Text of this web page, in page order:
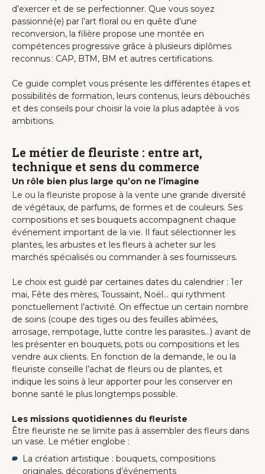
d’exercer et de se perfectionner. Que vous soyez
passionné(e) par l’art floral ou en quête d’une
reconversion, la filière propose une montée en
compétences progressive grâce à plusieurs diplômes
reconnus : CAP, BTM, BM et autres certifications.
Ce guide complet vous présente les différentes étapes et
possibilités de formation, leurs contenus, leurs débouchés
et des conseils pour choisir la voie la plus adaptée à vos
ambitions.
Le métier de fleuriste : entre art,
technique et sens du commerce
Un rôle bien plus large qu’on ne l’imagine
Le ou la fleuriste propose à la vente une grande diversité
de végétaux, de parfums, de formes et de couleurs. Ses
compositions et ses bouquets accompagnent chaque
événement important de la vie. Il faut sélectionner les
plantes, les arbustes et les fleurs à acheter sur les
marchés spécialisés ou commander à ses fournisseurs.
Le choix est guidé par certaines dates du calendrier : 1er
mai, Fête des mères, Toussaint, Noël... qui rythment
ponctuellement l’activité. On effectue un certain nombre
de soins (coupe des tiges ou des feuilles abîmées,
arrosage, rempotage, lutte contre les parasites...) avant de
les présenter en bouquets, pots ou compositions et les
vendre aux clients. En fonction de la demande, le ou la
fleuriste conseille l’achat de fleurs ou de plantes, et
indique les soins à leur apporter pour les conserver en
bonne santé le plus longtemps possible.
Les missions quotidiennes du fleuriste
Être fleuriste ne se limite pas à assembler des fleurs dans
un vase. Le métier englobe :
La création artistique : bouquets, compositions
originales, décorations d’événements